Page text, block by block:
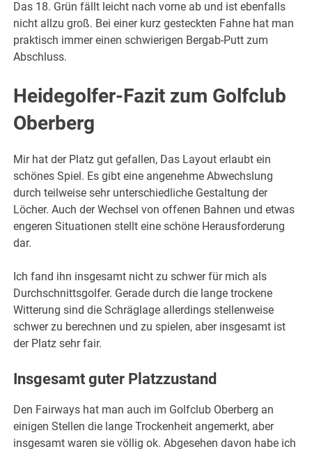
Das 18. Grün fällt leicht nach vorne ab und ist ebenfalls
nicht allzu groß. Bei einer kurz gesteckten Fahne hat man
praktisch immer einen schwierigen Bergab-Putt zum
Abschluss.
Heidegolfer-Fazit zum Golfclub
Oberberg
Mir hat der Platz gut gefallen, Das Layout erlaubt ein
schönes Spiel. Es gibt eine angenehme Abwechslung
durch teilweise sehr unterschiedliche Gestaltung der
Löcher. Auch der Wechsel von offenen Bahnen und etwas
engeren Situationen stellt eine schöne Herausforderung
dar.
Ich fand ihn insgesamt nicht zu schwer für mich als
Durchschnittsgolfer. Gerade durch die lange trockene
Witterung sind die Schräglage allerdings stellenweise
schwer zu berechnen und zu spielen, aber insgesamt ist
der Platz sehr fair.
Insgesamt guter Platzzustand
Den Fairways hat man auch im Golfclub Oberberg an
einigen Stellen die lange Trockenheit angemerkt, aber
insgesamt waren sie völlig ok. Abgesehen davon habe ich